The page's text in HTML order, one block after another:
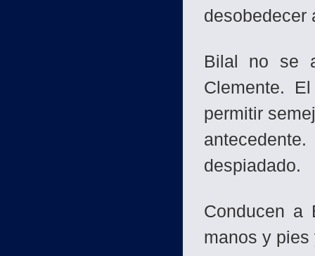
Bilal no se
Clemente.
permitir
despiadado.
Conducen a
manos y